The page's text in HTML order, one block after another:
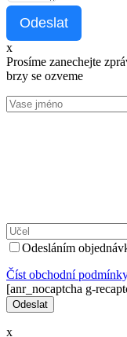
Odeslat
x
Prosíme zanechejte
brzy se ozveme
Odesláním
Číst оbchodní
[anr_nocaptcha g-
x